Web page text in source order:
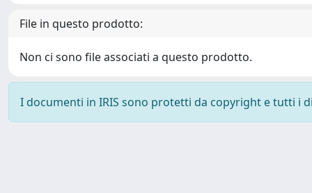
File in questo prodotto:
Non ci sono file associati a questo prodotto.
I documenti in IRIS sono protetti da copyright e tutti i